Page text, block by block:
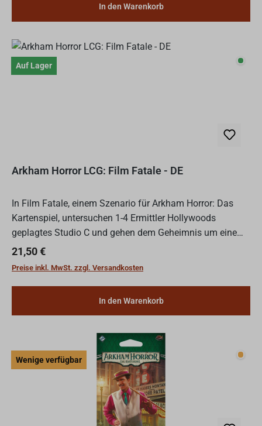
In den Warenkorb
Auf Lager Auf
Arkham Horror LCG: Film Fatale - DE
In Film Fatale, einem Szenario für Arkham Horror: Das
Kartenspiel, untersuchen 1-4 Ermittler Hollywoods
geplagtes Studio C und gehen dem Geheimnis um eine
unbekannte Macht auf die Spur, die in drei verschiedenen
Filmp...
Regulärer Preis:
21,50 €
Preise inkl. MwSt. zzgl. Versandkosten
In den Warenkorb
Wenige verfügbar